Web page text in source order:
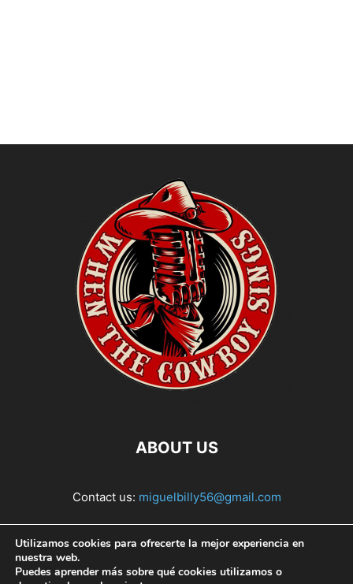
ABOUT US
Contact us: miguelbilly56@gmail.com
FOLLOW US
Utilizamos cookies para ofrecerte la mejor experiencia en
nuestra web.
Puedes aprender más sobre qué cookies utilizamos o